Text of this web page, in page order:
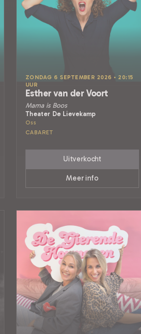
ZONDAG 6 SEPTEMBER 2026 • 20:15
UUR
Esther van der Voort
Mama is Boos
Theater De Lievekamp
Oss
CABARET
Uitverkocht
Meer info